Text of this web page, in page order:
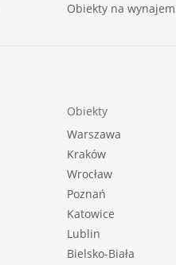
Obiekty na wynajem
Obiekty
Warszawa
Kraków
Wrocław
Poznań
Katowice
Lublin
Bielsko-Biała